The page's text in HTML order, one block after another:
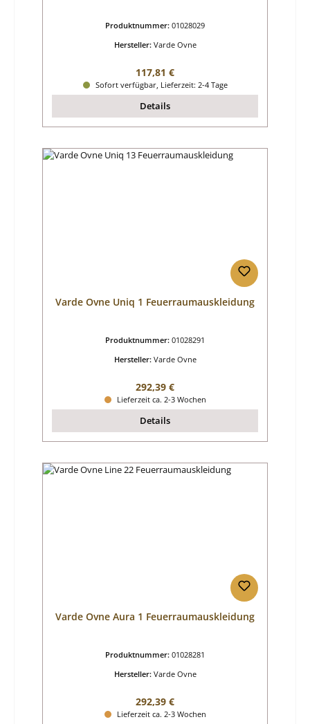
Produktnummer: 01028029
Hersteller: Varde Ovne
Regulärer Preis:
117,81 €
Sofort verfügbar, Lieferzeit: 2-4 Tage
Details
Varde Ovne Uniq 1 Feuerraumauskleidung
Produktnummer: 01028291
Hersteller: Varde Ovne
Regulärer Preis:
292,39 €
Lieferzeit ca. 2-3 Wochen
Details
Varde Ovne Aura 1 Feuerraumauskleidung
Produktnummer: 01028281
Hersteller: Varde Ovne
Regulärer Preis:
292,39 €
Lieferzeit ca. 2-3 Wochen